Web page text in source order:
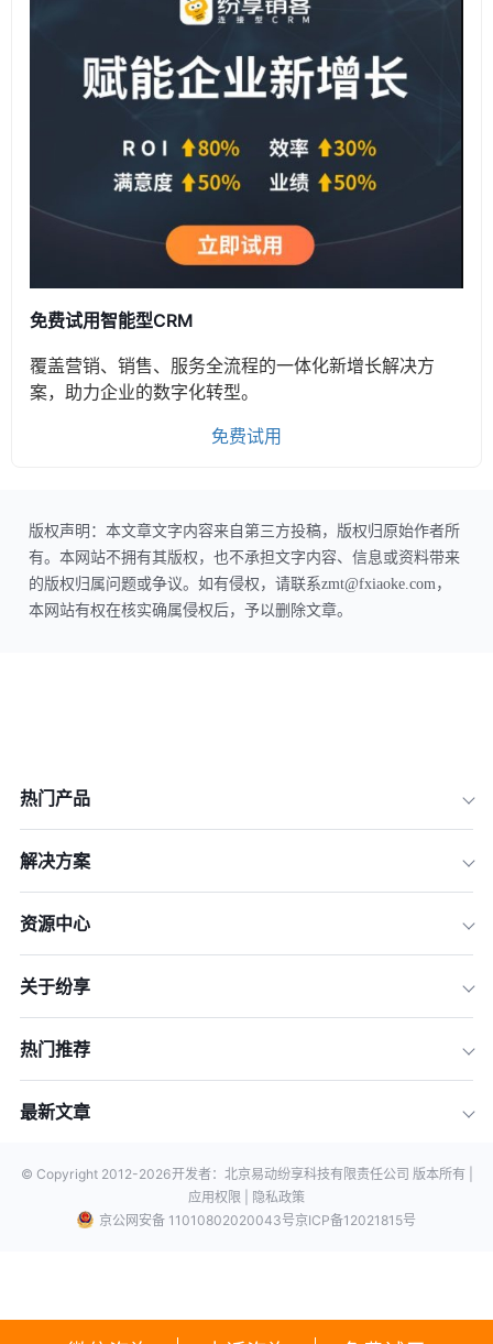
免费试用智能型CRM
覆盖营销、销售、服务全流程的一体化新增长解决方
案，助力企业的数字化转型。
免费试用
版权声明：本文章文字内容来自第三方投稿，版权归原始作者所
有。本网站不拥有其版权，也不承担文字内容、信息或资料带来
的版权归属问题或争议。如有侵权，请联系zmt@fxiaoke.com，
本网站有权在核实确属侵权后，予以删除文章。
热门产品
解决方案
资源中心
关于纷享
热门推荐
最新文章
© Copyright 2012-2026开发者：北京易动纷享科技有限责任公司 版本所有 |
应用权限 |
隐私政策
京公网安备 11010802020043号京ICP备12021815号